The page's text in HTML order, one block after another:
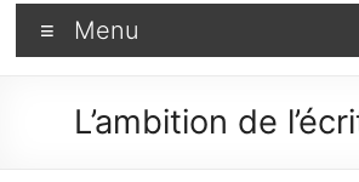
Menu
L’ambition de